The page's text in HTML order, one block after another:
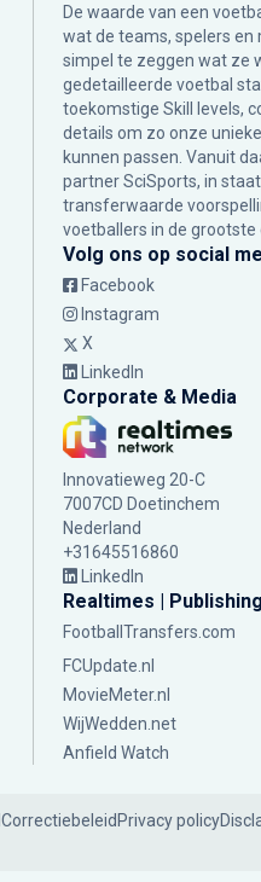
De waarde van een
wat de teams, spelers en
simpel te zeggen wat ze
gedetailleerde voetbal
toekomstige Skill levels,
details om zo onze
kunnen passen. Vanuit
partner SciSports, in
transferwaarde
voetballers in de grootste
Volg ons op social
Facebook
Instagram
X
LinkedIn
Corporate & Media
Innovatieweg 20-C
7007CD Doetinchem
Nederland
+31645516860
LinkedIn
Realtimes |
FootballTransfers.com
FCUpdate.nl
MovieMeter.nl
WijWedden.net
Anfield Watch
Correctiebeleid Privacy policy